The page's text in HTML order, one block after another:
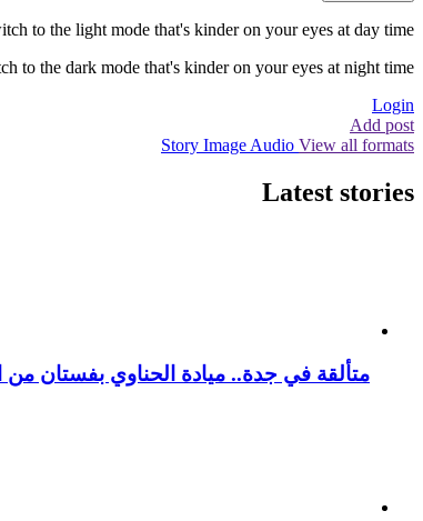
to the light mode that's kinder on your eyes at day time.
to the dark mode that's kinder on your eyes at night time.
Login
Add post
Story Image Audio View all formats
Latest stories
متألقة في جدة.. ميادة الحناوي بفستان من